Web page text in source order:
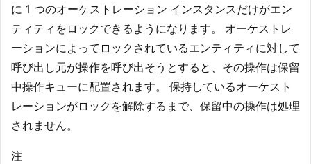
に 1 つのオーケストレーション インスタンスだけがエン
ティティをロックできるようになります。 オーケストレ
ーションによってロックされているエンティティに対して
呼び出し元が操作を呼び出そうとすると、その操作は保留
中操作キューに配置されます。 保持しているオーケスト
レーションがロックを解除するまで、保留中の操作は処理
されません。
注